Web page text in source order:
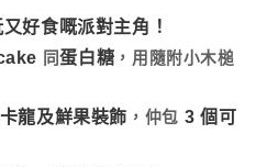
好食嘅派對主角！
同蛋白糖 ，用隨附小木槌
龍及鮮果裝飾 ，仲包 3 個可